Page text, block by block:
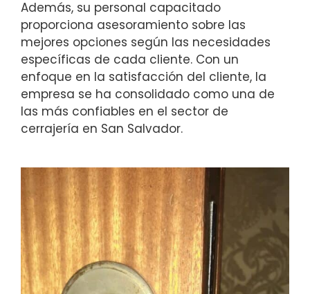
Además, su personal capacitado
proporciona asesoramiento sobre las
mejores opciones según las necesidades
específicas de cada cliente. Con un
enfoque en la satisfacción del cliente, la
empresa se ha consolidado como una de
las más confiables en el sector de
cerrajería en San Salvador.